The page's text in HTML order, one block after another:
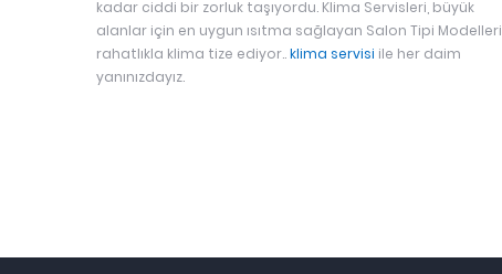
kadar ciddi bir zorluk taşıyordu. Klima Servisleri, büyük
alanlar için en uygun ısıtma sağlayan Salon Tipi Modelleri
rahatlıkla klima tize ediyor..klima servisi ile her daim
yanınızdayız.